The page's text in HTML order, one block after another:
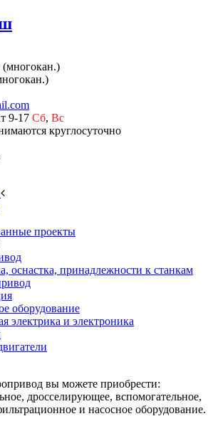
(многокан.)
9-17 Сб, Вс
круглосуточно
проекты
оснастка, принадлежности к станкам
оборудование
электрика и электроника
вы можете приобрести:
дросселирующее, вспомогательное,
и насосное оборудование.